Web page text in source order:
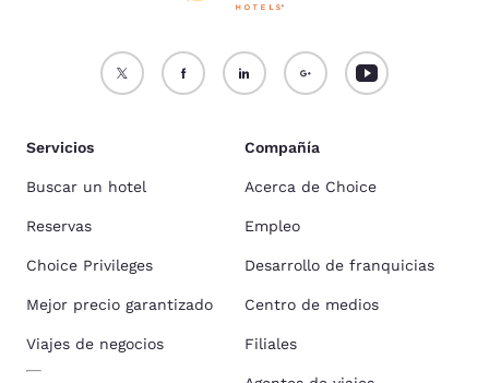
Servicios
Buscar un hotel
Reservas
Choice Privileges
Mejor precio garantizado
Viajes de negocios
Compañía
Acerca de Choice
Empleo
Desarrollo de franquicias
Centro de medios
Filiales